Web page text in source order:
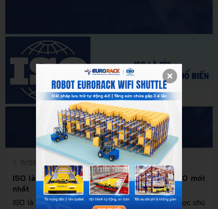
11/09/2025 Eurorack
ISO là gì? Tổng hợp đầy đủ bộ tiêu chuẩn ISO mới
nhất
ISO là một nội dung quan trọng và ngày càng được chú